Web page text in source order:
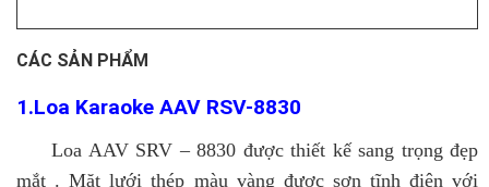
CÁC SẢN PHẨM
1.Loa Karaoke AAV RSV-8830
Loa AAV SRV – 8830 được thiết kế sang trọng đẹp
mắt . Mặt lưới thép màu vàng được sơn tĩnh điện với